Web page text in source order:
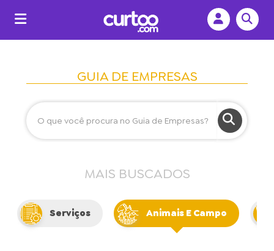
GUIA DE EMPRESAS
MAIS BUSCADOS
Serviços Animais E Campo